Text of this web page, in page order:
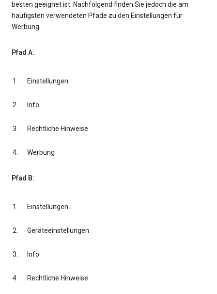
besten geeignet ist. Nachfolgend finden Sie jedoch die am
häufigsten verwendeten Pfade zu den Einstellungen für
Werbung.
Pfad A:
Einstellungen
Info
Rechtliche Hinweise
Werbung
Pfad B:
Einstellungen
Geräteeinstellungen
Info
Rechtliche Hinweise